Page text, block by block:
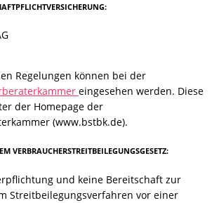
Regelungen können bei der
eingesehen werden. Diese
der Homepage der
(www.bstbk.de).
VERBRAUCHERSTREITBEILEGUNGSGESETZ:
und keine Bereitschaft zur
Streitbeilegungsverfahren vor einer